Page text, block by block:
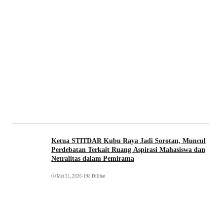
Ketua STITDAR Kubu Raya Jadi Sorotan, Muncul
Perdebatan Terkait Ruang Aspirasi Mahasiswa dan
Netralitas dalam Pemirama
Mei 31, 2026•198 Dilihat